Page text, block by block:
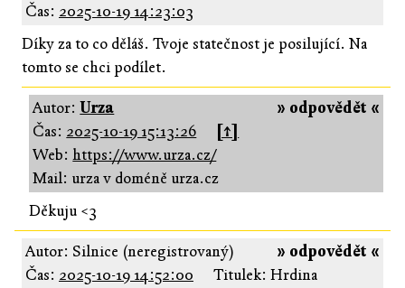
Čas: 2025-10-19 14:23:03
Díky za to co děláš. Tvoje statečnost je posilující. Na
tomto se chci podílet.
» odpovědět «
Autor:Urza
Čas: 2025-10-19 15:13:26
[↑]
Web:https://www.urza.cz/
Mail: urza v doméně urza.cz
Děkuju <3
» odpovědět «
Autor: Silnice (neregistrovaný)
Čas: 2025-10-19 14:52:00 Titulek: Hrdina